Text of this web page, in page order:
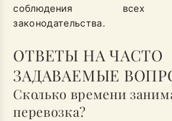
соблюдения всех
законодательства.
ОТВЕТЫ НА ЧАСТО
ЗАДАВАЕМЫЕ
Сколько времени
перевозка?